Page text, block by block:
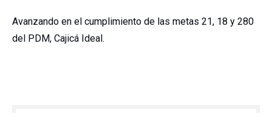
Avanzando en el cumplimiento de las metas 21, 18 y 280
del PDM, Cajicá Ideal.